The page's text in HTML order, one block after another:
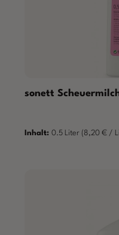
sonett
Inhalt: 0.5 Liter (8,20 € /